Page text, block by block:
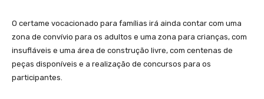
O certame vocacionado para famílias irá ainda contar com uma
zona de convívio para os adultos e uma zona para crianças, com
insufláveis e uma área de construção livre, com centenas de
peças disponíveis e a realização de concursos para os
participantes.